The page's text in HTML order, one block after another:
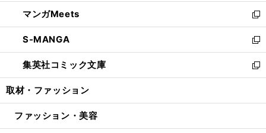
く
で
開
く
ン
ド
ウ
で
開
く
ウ
ィ
ン
ド
ウ
で
開
し
い
ウ
ィ
ン
ド
ウ
開
マンガMeets
新
し
い
ウ
ィ
ン
ウ
開
S-MANGA
新
し
い
ウ
ン
ウ
集英社コミック文庫
新
し
ウ
ン
取材・ファッション
ファッション・美容